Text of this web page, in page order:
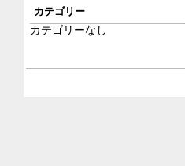
カテゴリー
カテゴリーなし